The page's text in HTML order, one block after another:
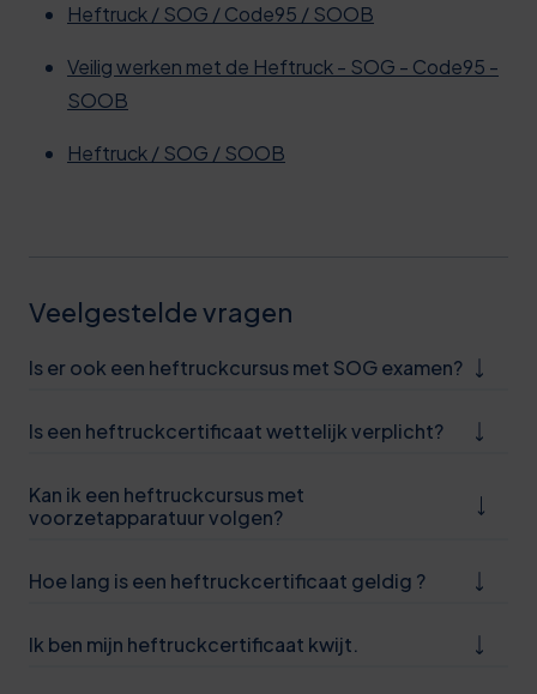
Heftruck / SOG / Code95 / SOOB
Veilig werken met de Heftruck - SOG - Code95 -
SOOB
Heftruck / SOG / SOOB
Veelgestelde vragen
Is er ook een heftruckcursus met SOG examen?
Is een heftruckcertificaat wettelijk verplicht?
Kan ik een heftruckcursus met
voorzetapparatuur volgen?
Hoe lang is een heftruckcertificaat geldig ?
Ik ben mijn heftruckcertificaat kwijt.